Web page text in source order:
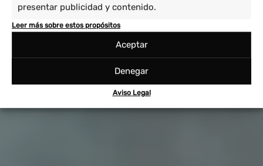
presentar publicidad y contenido.
Leer más sobre estos propósitos
Aceptar
Denegar
Aviso Legal